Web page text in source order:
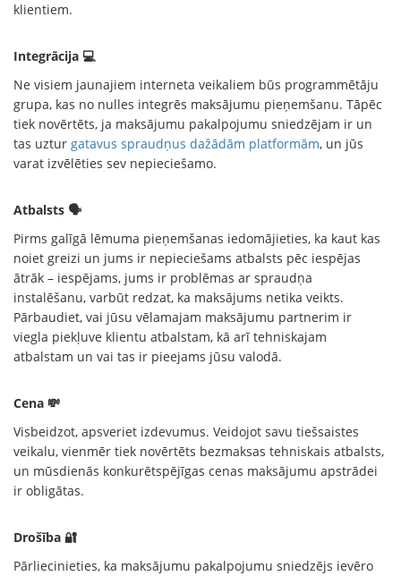
klientiem.
Integrācija 💻
Ne visiem jaunajiem interneta veikaliem būs programmētāju
grupa, kas no nulles integrēs maksājumu pieņemšanu. Tāpēc
tiek novērtēts, ja maksājumu pakalpojumu sniedzējam ir un
tas uztur gatavus spraudņus dažādām platformām, un jūs
varat izvēlēties sev nepieciešamo.
Atbalsts 🗣
Pirms galīgā lēmuma pieņemšanas iedomājieties, ka kaut kas
noiet greizi un jums ir nepieciešams atbalsts pēc iespējas
ātrāk – iespējams, jums ir problēmas ar spraudņa
instalēšanu, varbūt redzat, ka maksājums netika veikts.
Pārbaudiet, vai jūsu vēlamajam maksājumu partnerim ir
viegla piekļuve klientu atbalstam, kā arī tehniskajam
atbalstam un vai tas ir pieejams jūsu valodā.
Cena 💸
Visbeidzot, apsveriet izdevumus. Veidojot savu tiešsaistes
veikalu, vienmēr tiek novērtēts bezmaksas tehniskais atbalsts,
un mūsdienās konkurētspējīgas cenas maksājumu apstrādei
ir obligātas.
Drošība 🔐
Pārliecinieties, ka maksājumu pakalpojumu sniedzējs ievēro